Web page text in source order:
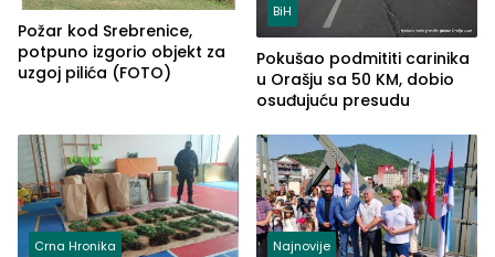
Požar kod Srebrenice,
potpuno izgorio objekt za
uzgoj pilića (FOTO)
BiH
Pokušao podmititi carinika
u Orašju sa 50 KM, dobio
osuđujuću presudu
Crna Hronika Najnovije